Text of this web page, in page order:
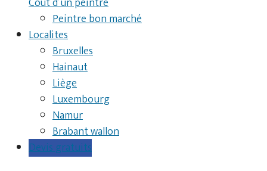
Peintre bon marché
Localites
Bruxelles
Hainaut
Liège
Luxembourg
Namur
Brabant wallon
Devis gratuits